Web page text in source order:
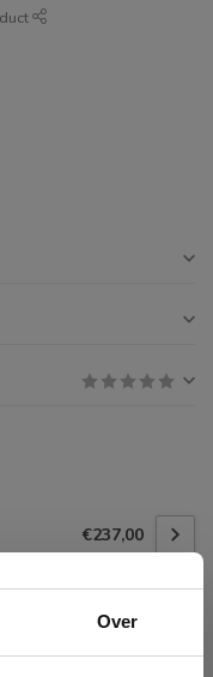
Over
€237,00
t.b.v. €62,00